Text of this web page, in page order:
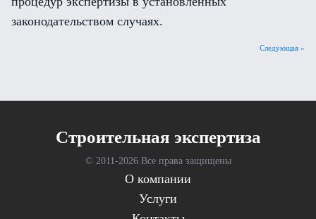
законодательством случаях.
Следующая »
Cтроительная экспертиза
© 2011-2026 Все права защищены
О компании
Услуги